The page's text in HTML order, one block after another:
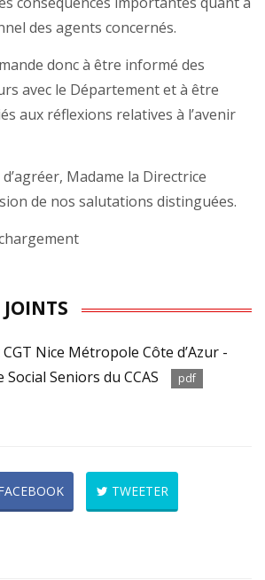
des agents concernés.
donc à être informé des
avec le Département et à être
aux réflexions relatives à l’avenir
Madame la Directrice
de nos salutations distinguées.
Nice Métropole Côte d’Azur -
Seniors du CCAS
pdf
TWEETER